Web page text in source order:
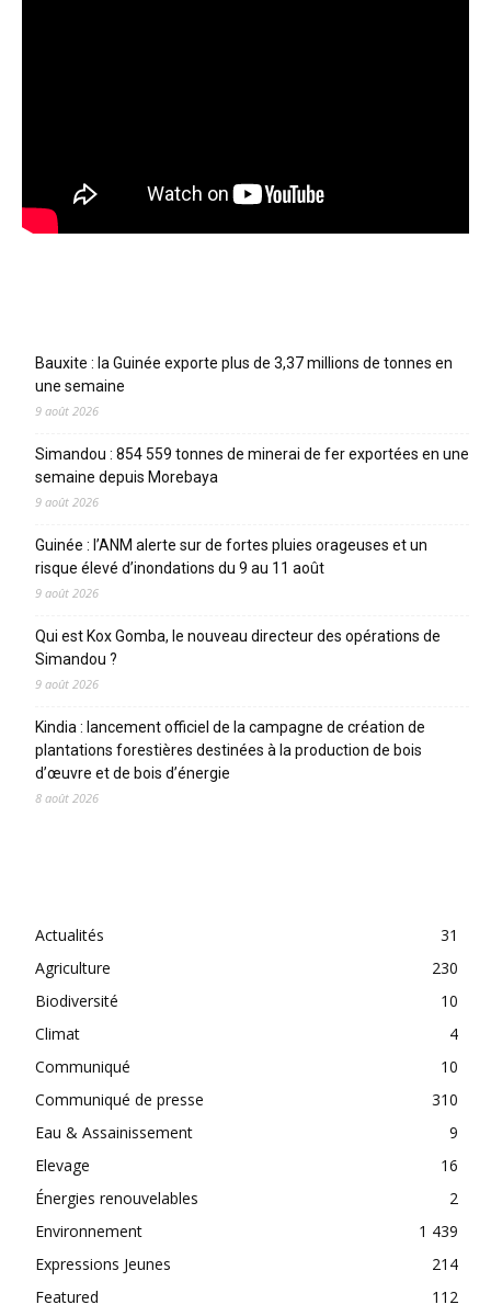
Bauxite : la Guinée exporte plus de 3,37 millions de tonnes en
une semaine
9 août 2026
Simandou : 854 559 tonnes de minerai de fer exportées en une
semaine depuis Morebaya
9 août 2026
Guinée : l’ANM alerte sur de fortes pluies orageuses et un
risque élevé d’inondations du 9 au 11 août
9 août 2026
Qui est Kox Gomba, le nouveau directeur des opérations de
Simandou ?
9 août 2026
Kindia : lancement officiel de la campagne de création de
plantations forestières destinées à la production de bois
d’œuvre et de bois d’énergie
8 août 2026
Actualités
31
Agriculture
230
Biodiversité
10
Climat
4
Communiqué
10
Communiqué de presse
310
Eau & Assainissement
9
Elevage
16
Énergies renouvelables
2
Environnement
1 439
Expressions Jeunes
214
Featured
112